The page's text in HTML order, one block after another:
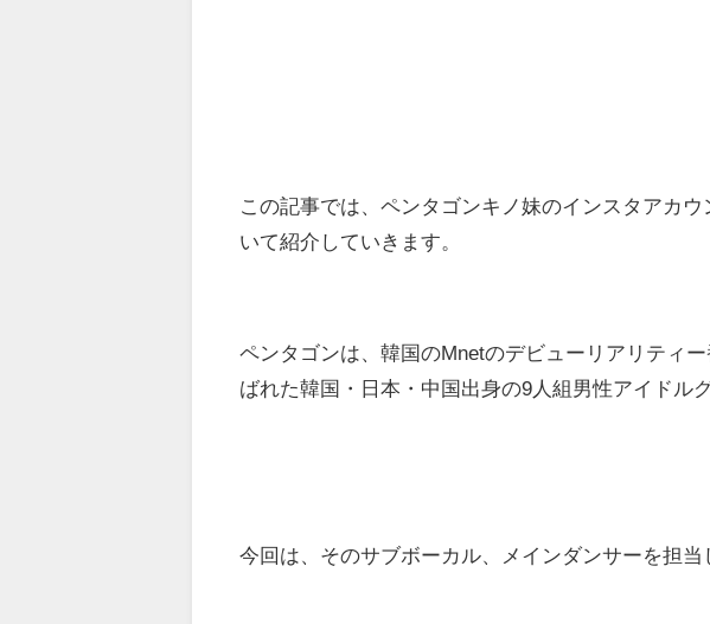
この記事では、ペンタゴンキノ妹のインスタアカ
いて紹介していきます。
ペンタゴンは、韓国のMnetのデビューリアリティ
ばれた韓国・日本・中国出身の9人組男性アイドル
今回は、そのサブボーカル、メインダンサーを担